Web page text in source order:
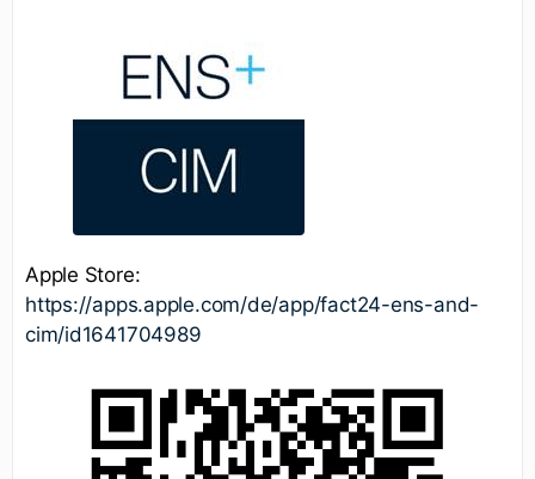
Apple Store:
https://apps.apple.com/de/app/fact24-ens-and-
cim/id1641704989